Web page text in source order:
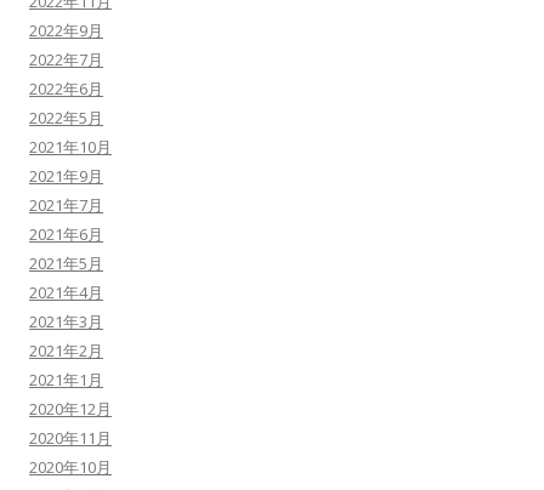
2022年9月
2022年7月
2022年6月
2022年5月
2021年10月
2021年9月
2021年7月
2021年6月
2021年5月
2021年4月
2021年3月
2021年2月
2021年1月
2020年12月
2020年11月
2020年10月